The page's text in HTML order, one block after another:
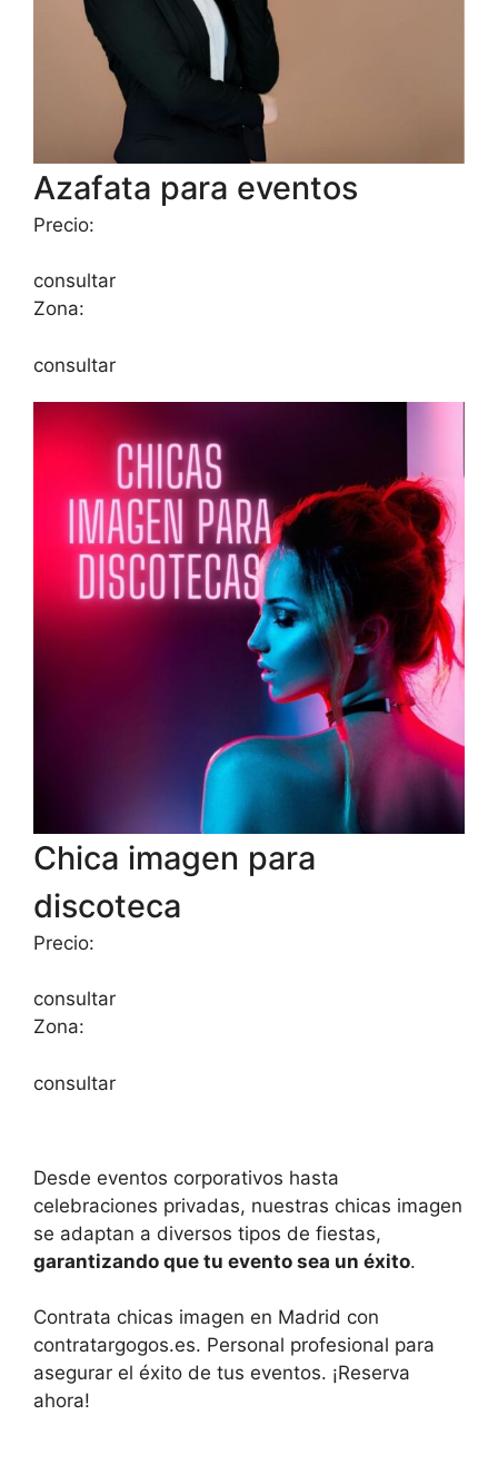
Azafata para eventos
Precio:
consultar
Zona:
consultar
Chica imagen para
discoteca
Precio:
consultar
Zona:
consultar
Desde eventos corporativos hasta
celebraciones privadas, nuestras chicas imagen
se adaptan a diversos tipos de fiestas,
garantizando que tu evento sea un éxito.
Contrata chicas imagen en Madrid con
contratargogos.es. Personal profesional para
asegurar el éxito de tus eventos. ¡Reserva
ahora!